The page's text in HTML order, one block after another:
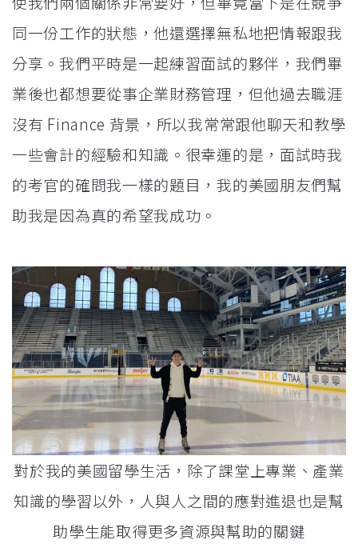
同一份工作的狀態，他還選擇無私地把情報跟我
分享。我們平時是一起練習面試的夥伴，我們畢
業後也都想要從事企業財務管理，但他過去職涯
沒有 Finance 背景，所以我常常跟他聊天和教學
一些會計的經驗和知識。很幸運的是，面試時我
的考官的確問我一樣的題目，我的美國朋友們幫
助我是因為真的希望我成功。
對於我的美國留學生活，除了課堂上專業、產業
知識的學習以外，人與人之間的應對進退也是幫
助學生能取得更多資源與幫助的關鍵